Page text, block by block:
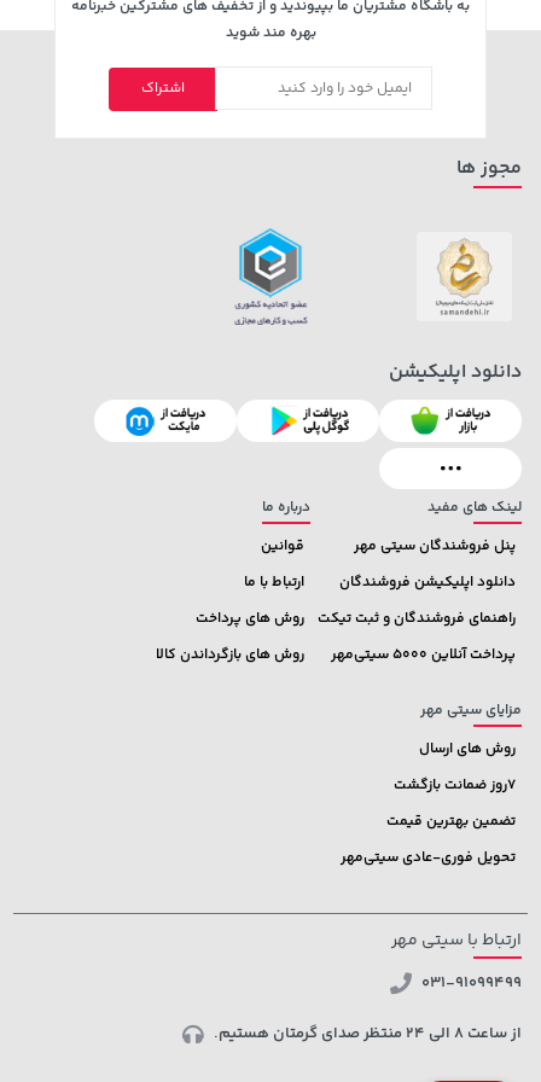
خرید
27,380,000 تومان خرید
129,000 تومان
145,900
به باشگاه مشتریان ما بپیوندید و از تخفیف های مشترکین خبرنامه
بهره مند شوید
اشتراک
لینک های مفید
پنل فروشندگان سیتی مهر
دانلود اپلیکیشن فروشندگان
راهنمای فروشندگان و ثبت تیکت
پرداخت آنلاین 5000 سیتی‌مهر
درباره ما
قوانین
ارتباط با ما
روش های پرداخت
روش های بازگرداندن کالا
مزایای سیتی مهر
روش های ارسال
7روز ضمانت بازگشت
تضمین بهترین قیمت
تحویل فوری-عادی سیتی‌مهر
مجوز ها
دانلود اپلیکیشن
ارتباط با سیتی مهر
031-91099499
از ساعت 8 الی 24 منتظر صدای گرمتان هستیم.